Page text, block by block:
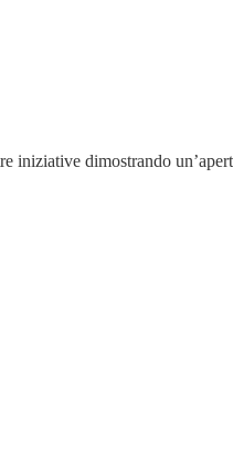
iniziative dimostrando